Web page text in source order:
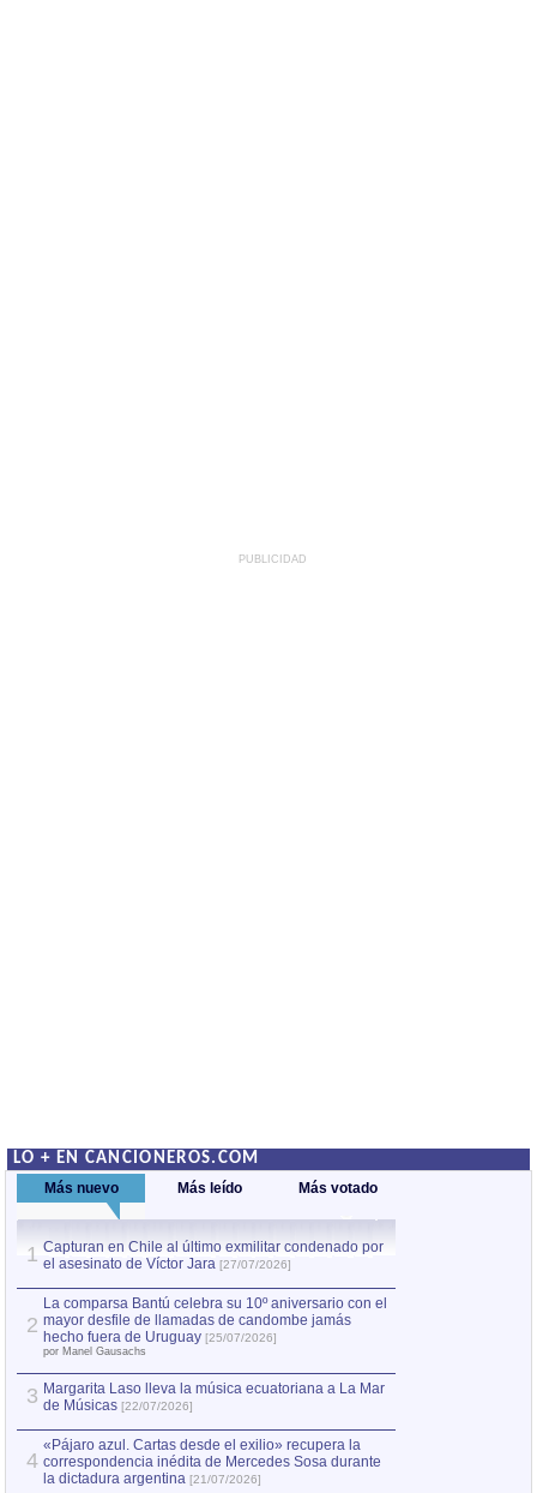
PUBLICIDAD
LO + EN CANCIONEROS.COM
Más nuevo Más leído Más votado
1 Capturan en Chile al último exmilitar condenado por
el asesinato de Víctor Jara [27/07/2026]
2
La comparsa Bantú celebra su 10º aniversario con el
mayor desfile de llamadas de candombe jamás
hecho fuera de Uruguay [25/07/2026]
por Manel Gausachs
3 Margarita Laso lleva la música ecuatoriana a La Mar
de Músicas [22/07/2026]
4
«Pájaro azul. Cartas desde el exilio» recupera la
correspondencia inédita de Mercedes Sosa durante
la dictadura argentina [21/07/2026]